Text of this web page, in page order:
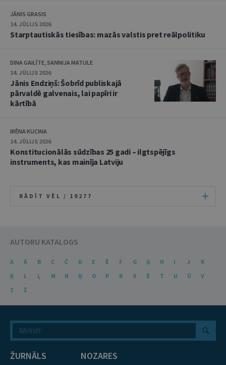
JĀNIS GRASIS
14. JŪLIJS 2026
Starptautiskās tiesības: mazās valstis pret reālpolitiku
DINA GAILĪTE, SANNIJA MATULE
14. JŪLIJS 2026
Jānis Endziņš: Šobrīd publiskajā
pārvaldē galvenais, lai papīri ir
kārtībā
IRĒNA KUCINA
14. JŪLIJS 2026
Konstitucionālās sūdzības 25 gadi – ilgtspējīgs
instruments, kas mainīja Latviju
RĀDĪT VĒL / 19277
AUTORU KATALOGS
A Ā B C Č D E Ē F G Ģ H I J
K
Ķ
L Ļ M N Ņ O P R S Š T U Ū
V
Z
Ž
ŽURNĀLS NOZARES